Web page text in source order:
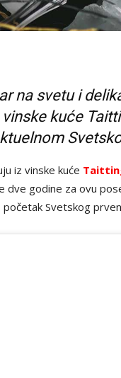
na svetu i
kuće
iz vinske kuće
godine za ovu
Svetskog